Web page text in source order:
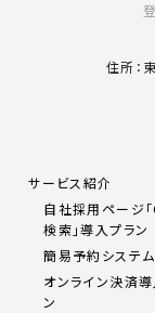
住所：
サービス紹介
自社採用ページ
検索」導入プラン
簡易予約システ
オンライン決済
ン